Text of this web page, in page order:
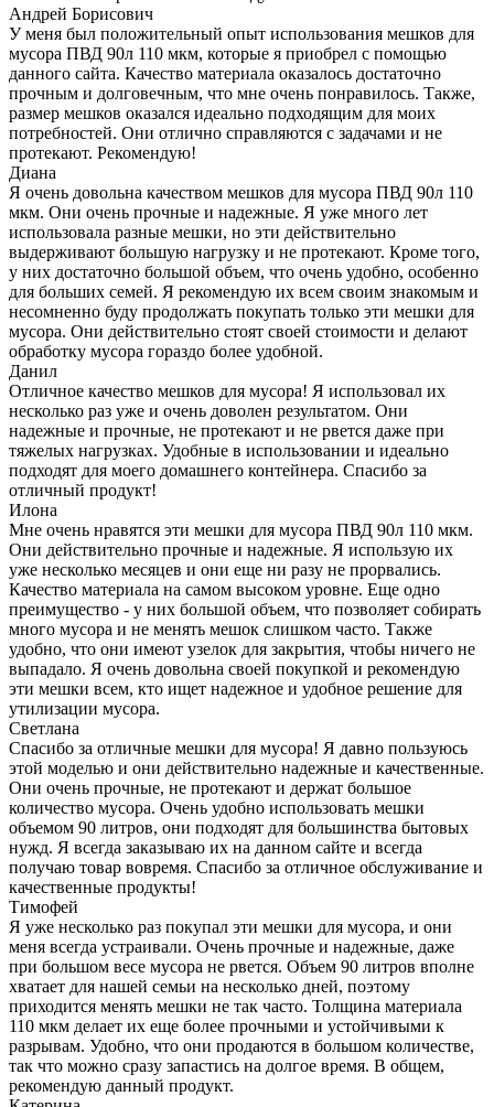
Андрей Борисович
У меня был положительный опыт использования мешков для
мусора ПВД 90л 110 мкм, которые я приобрел с помощью
данного сайта. Качество материала оказалось достаточно
прочным и долговечным, что мне очень понравилось. Также,
размер мешков оказался идеально подходящим для моих
потребностей. Они отлично справляются с задачами и не
протекают. Рекомендую!
Диана
Я очень довольна качеством мешков для мусора ПВД 90л 110
мкм. Они очень прочные и надежные. Я уже много лет
использовала разные мешки, но эти действительно
выдерживают большую нагрузку и не протекают. Кроме того,
у них достаточно большой объем, что очень удобно, особенно
для больших семей. Я рекомендую их всем своим знакомым и
несомненно буду продолжать покупать только эти мешки для
мусора. Они действительно стоят своей стоимости и делают
обработку мусора гораздо более удобной.
Данил
Отличное качество мешков для мусора! Я использовал их
несколько раз уже и очень доволен результатом. Они
надежные и прочные, не протекают и не рвется даже при
тяжелых нагрузках. Удобные в использовании и идеально
подходят для моего домашнего контейнера. Спасибо за
отличный продукт!
Илона
Мне очень нравятся эти мешки для мусора ПВД 90л 110 мкм.
Они действительно прочные и надежные. Я использую их
уже несколько месяцев и они еще ни разу не прорвались.
Качество материала на самом высоком уровне. Еще одно
преимущество - у них большой объем, что позволяет собирать
много мусора и не менять мешок слишком часто. Также
удобно, что они имеют узелок для закрытия, чтобы ничего не
выпадало. Я очень довольна своей покупкой и рекомендую
эти мешки всем, кто ищет надежное и удобное решение для
утилизации мусора.
Светлана
Спасибо за отличные мешки для мусора! Я давно пользуюсь
этой моделью и они действительно надежные и качественные.
Они очень прочные, не протекают и держат большое
количество мусора. Очень удобно использовать мешки
объемом 90 литров, они подходят для большинства бытовых
нужд. Я всегда заказываю их на данном сайте и всегда
получаю товар вовремя. Спасибо за отличное обслуживание и
качественные продукты!
Тимофей
Я уже несколько раз покупал эти мешки для мусора, и они
меня всегда устраивали. Очень прочные и надежные, даже
при большом весе мусора не рвется. Объем 90 литров вполне
хватает для нашей семьи на несколько дней, поэтому
приходится менять мешки не так часто. Толщина материала
110 мкм делает их еще более прочными и устойчивыми к
разрывам. Удобно, что они продаются в большом количестве,
так что можно сразу запастись на долгое время. В общем,
рекомендую данный продукт.